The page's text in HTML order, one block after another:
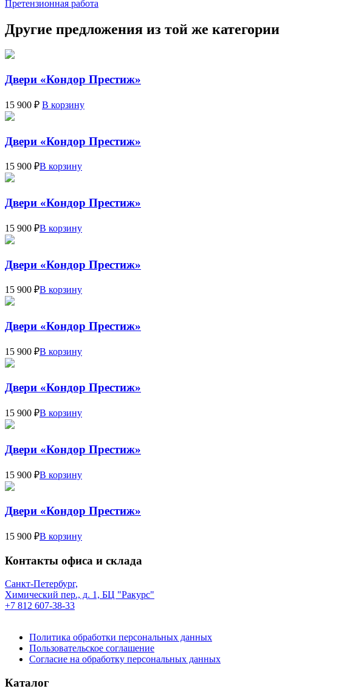
Претензионная работа
Другие предложения из той же категории
Двери «Кондор Престиж»
15 900 ₽ В корзину
Двери «Кондор Престиж»
15 900 ₽В корзину
Двери «Кондор Престиж»
15 900 ₽В корзину
Двери «Кондор Престиж»
15 900 ₽В корзину
Двери «Кондор Престиж»
15 900 ₽В корзину
Двери «Кондор Престиж»
15 900 ₽В корзину
Двери «Кондор Престиж»
15 900 ₽В корзину
Двери «Кондор Престиж»
15 900 ₽В корзину
Контакты офиса и склада
Санкт-Петербург,
Химический пер., д. 1, БЦ "Ракурс"
+7 812 607-38-33
Политика обработки персональных данных
Пользовательское соглашение
Согласие на обработку персональных данных
Каталог